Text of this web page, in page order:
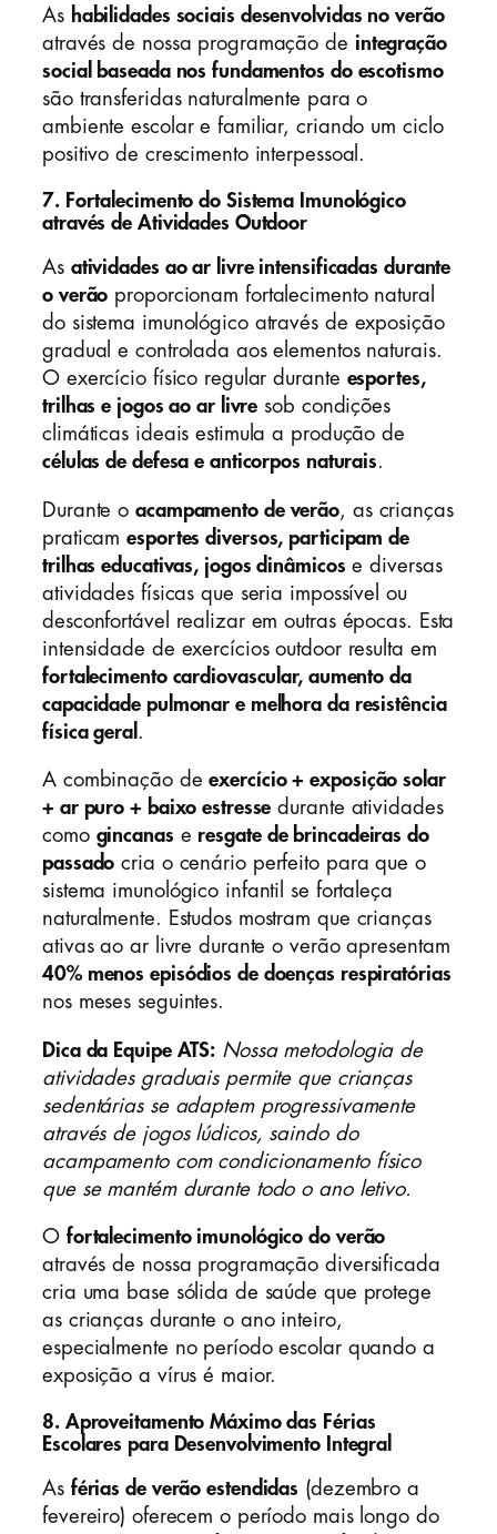
As habilidades sociais desenvolvidas no verão
através de nossa programação de integração
social baseada nos fundamentos do escotismo
são transferidas naturalmente para o
ambiente escolar e familiar, criando um ciclo
positivo de crescimento interpessoal.
7. Fortalecimento do Sistema Imunológico
através de Atividades Outdoor
As atividades ao ar livre intensificadas durante
o verão proporcionam fortalecimento natural
do sistema imunológico através de exposição
gradual e controlada aos elementos naturais.
O exercício físico regular durante esportes,
trilhas e jogos ao ar livre sob condições
climáticas ideais estimula a produção de
células de defesa e anticorpos naturais.
Durante o acampamento de verão , as crianças
praticamesportes diversos, participam de
trilhas educativas, jogos dinâmicos e diversas
atividades físicas que seria impossível ou
desconfortável realizar em outras épocas. Esta
intensidade de exercícios outdoor resulta em
fortalecimento cardiovascular, aumento da
capacidade pulmonar e melhora da resistência
física geral
A combinação deexercício + exposição solar
+ ar puro + baixo estresse durante atividades
como gincanas e resgate de brincadeiras do
passado cria o cenário perfeito para que o
sistema imunológico infantil se fortaleça
naturalmente. Estudos mostram que crianças
ativas ao ar livre durante o verão apresentam
40% menos episódios de doenças respiratórias
nos meses seguintes.
Dica da Equipe ATS: Nossa metodologia de
atividades graduais permite que crianças
sedentárias se adaptem progressivamente
através de jogos lúdicos, saindo do
acampamento com condicionamento físico
que se mantém durante todo o ano letivo.
O fortalecimento imunológico do verão
através de nossa programação diversificada
cria uma base sólida de saúde que protege
as crianças durante o ano inteiro,
especialmente no período escolar quando a
exposição a vírus é maior.
8. Aproveitamento Máximo das Férias
Escolares para Desenvolvimento Integral
As férias de verão estendidas (dezembro a
fevereiro) oferecem o período mais longo do